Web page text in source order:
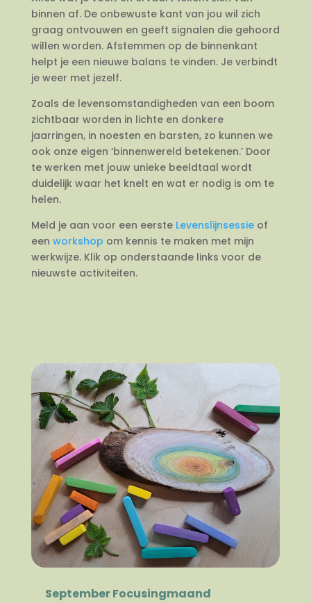
binnen af. De onbewuste kant van jou wil zich
graag ontvouwen en geeft signalen die gehoord
willen worden. Afstemmen op de binnenkant
helpt je een nieuwe balans te vinden. Je verbindt
je weer met jezelf.
Zoals de levensomstandigheden van een boom
zichtbaar worden in lichte en donkere
jaarringen, in noesten en barsten, zo kunnen we
ook onze eigen ‘binnenwereld betekenen.’ Door
te werken met jouw unieke beeldtaal wordt
duidelijk waar het knelt en wat er nodig is om te
helen.
Meld je aan voor een eerste Levenslijnsessieof
een workshop om kennis te maken met mijn
werkwijze. Klik op onderstaande links voor de
nieuwste activiteiten.
September Focusingmaand